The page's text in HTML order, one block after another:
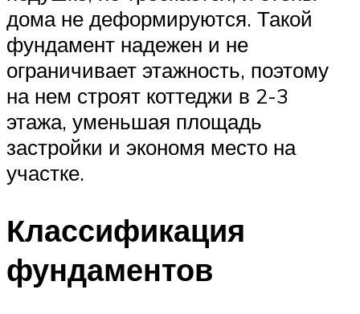
дома не деформируются. Такой
фундамент надежен и не
ограничивает этажность, поэтому
на нем строят коттеджи в 2-3
этажа, уменьшая площадь
застройки и экономя место на
участке.
Классификация
фундаментов